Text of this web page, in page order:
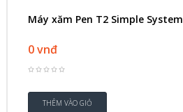
Máy xăm Pen T2 Simple System
0 vnđ